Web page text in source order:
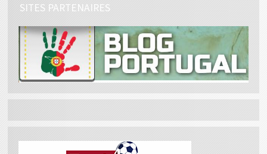
SITES PARTENAIRES